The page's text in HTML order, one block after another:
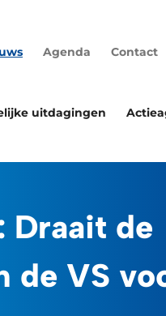
Agenda Contact
uitdagingen
Draait de
de VS